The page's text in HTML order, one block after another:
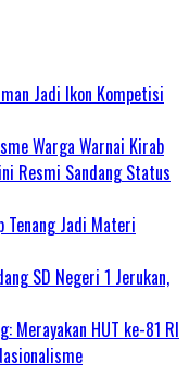
Jadi Ikon Kompetisi
Warga Warnai Kirab
Resmi Sandang Status
Tenang Jadi Materi
SD Negeri 1 Jerukan,
Merayakan HUT ke-81 RI